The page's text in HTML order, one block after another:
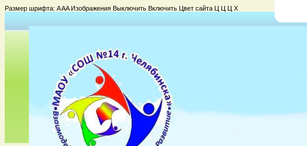
Размер шрифта: AAAИзображения Выключить Включить Цвет сайта Ц Ц Ц Х